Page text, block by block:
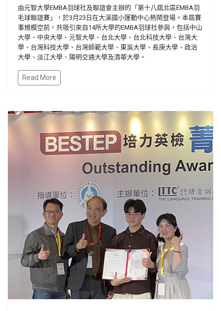
由元智大學EMBA羽球社及聯誼會主辦的「第十八屆北區EMBA羽
毛球聯誼賽」，於3月23日在大溪國小運動中心熱鬧登場。本屆賽
事規模空前，共吸引來自14所大學的EMBA羽球社參與，包括中山
大學、中央大學、元智大學、台北大學、台北科技大學、台灣大
學、台灣科技大學、台灣師範大學、東吳大學、長庚大學、政治
大學、淡江大學、陽明交通大學及清華大學。
Read More